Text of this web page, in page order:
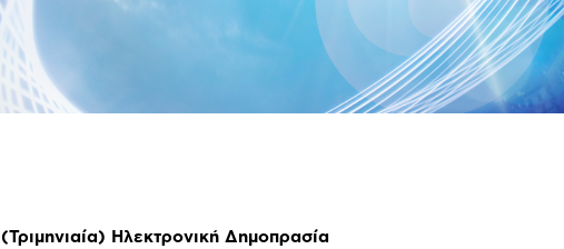
(Τριμηνιαία) Ηλεκτρονική Δημοπρασία